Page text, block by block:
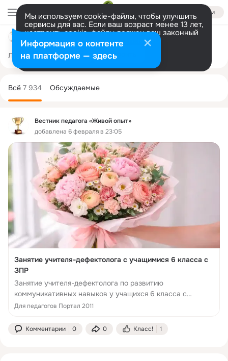
Войти
Мы используем cookie-файлы, чтобы улучшить
сервисы для вас. Если ваш возраст менее 13 лет,
настроить cookie-файлы должен ваш законный
представитель. Больше информации
Разрешить все Настроить
Лента Участники 8.1K Темы 7.9K
Вестник педагога «Живой опыт»
добавлена 6 февраля в 23:05
Занятие учителя-дефектолога с учащимися 6 класса с
ЗПР
Занятие учителя-дефектолога по развитию
коммуникативных навыков у учащихся 6 класса с
задержкой психического развития.
Для педагогов Портал 2011
Комментарии 0 0 Класс! 1
колонка
Всё 7 934 Обсуждаемые
Информация о контенте
на платформе — здесь